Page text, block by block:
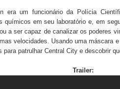
era um funcionário da Polícia
químicos em seu laboratório e, em
a ser capaz de canalizar os poderes
velocidades. Usando uma máscara
para patrulhar Central City e descobrir
Trailer: